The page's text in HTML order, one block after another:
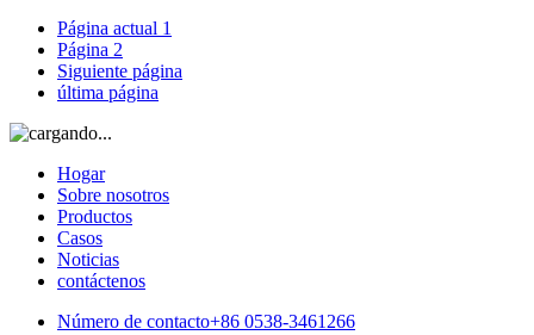
Página actual 1
Página 2
Siguiente página
última página
Hogar
Sobre nosotros
Productos
Casos
Noticias
contáctenos
Número de contacto+86 0538-3461266